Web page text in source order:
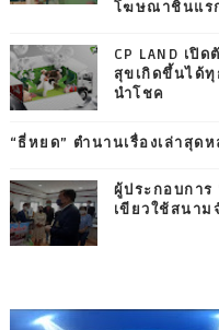
โฆษณาชิ้นแร
CP LAND เ
สุขเกิดขึ้นได้ทุ
นำโชค
“ธี่หยด” ตำนานเรื่องเล่าสุด
ผู้ประกอบการ
เขียวใช้สนา